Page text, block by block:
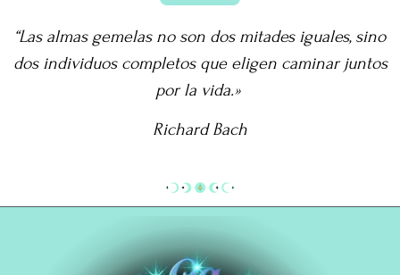
“Las almas gemelas no son dos mitades iguales, sino
dos individuos completos que eligen caminar juntos
por la vida.»
Richard Bach